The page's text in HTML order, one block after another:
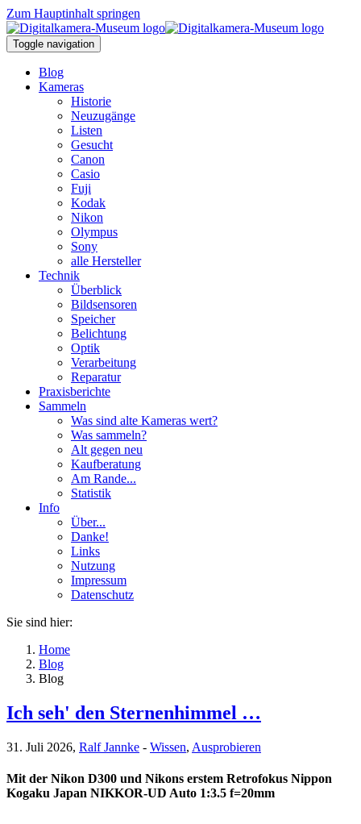
Zum Hauptinhalt springen
Toggle navigation
Blog
Kameras
Historie
Neuzugänge
Listen
Gesucht
Canon
Casio
Fuji
Kodak
Nikon
Olympus
Sony
alle Hersteller
Technik
Überblick
Bildsensoren
Speicher
Belichtung
Optik
Verarbeitung
Reparatur
Praxisberichte
Sammeln
Was sind alte Kameras wert?
Was sammeln?
Alt gegen neu
Kaufberatung
Am Rande...
Statistik
Info
Über...
Danke!
Links
Nutzung
Impressum
Datenschutz
Sie sind hier:
Home
Blog
Blog
Ich seh' den Sternenhimmel …
31. Juli 2026, Ralf Jannke - Wissen, Ausprobieren
Mit der Nikon D300 und Nikons erstem Retrofokus Nippon
Kogaku Japan NIKKOR-UD Auto 1:3.5 f=20mm